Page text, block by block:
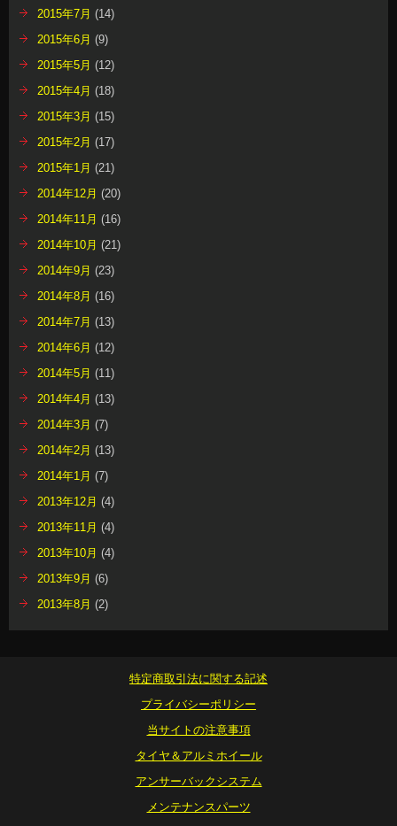
2015年7月 (14)
2015年6月 (9)
2015年5月 (12)
2015年4月 (18)
2015年3月 (15)
2015年2月 (17)
2015年1月 (21)
2014年12月 (20)
2014年11月 (16)
2014年10月 (21)
2014年9月 (23)
2014年8月 (16)
2014年7月 (13)
2014年6月 (12)
2014年5月 (11)
2014年4月 (13)
2014年3月 (7)
2014年2月 (13)
2014年1月 (7)
2013年12月 (4)
2013年11月 (4)
2013年10月 (4)
2013年9月 (6)
2013年8月 (2)
特定商取引法に関する記述
プライバシーポリシー
当サイトの注意事項
タイヤ＆アルミホイール
アンサーバックシステム
メンテナンスパーツ